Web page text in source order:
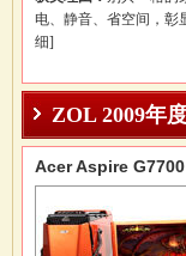
电、静音、省空间，彰
细]
ZOL 2009年
Acer Aspire